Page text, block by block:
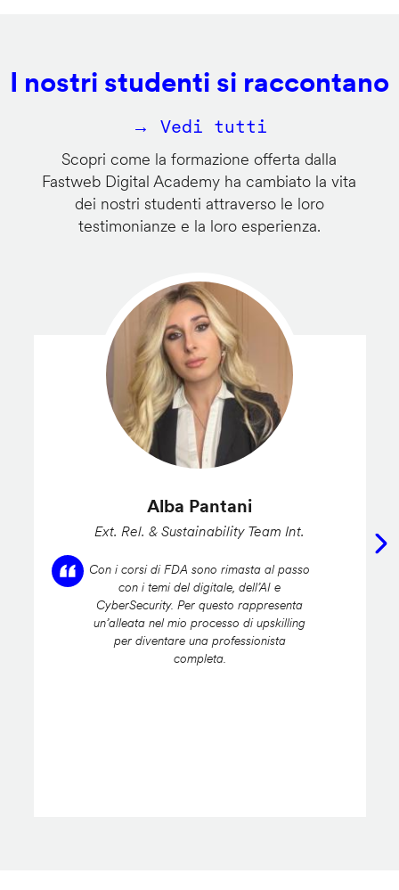
I nostri studenti si raccontano
→ Vedi tutti
Scopri come la formazione offerta dalla
Fastweb Digital Academy ha cambiato la vita
dei nostri studenti attraverso le loro
testimonianze e la loro esperienza.
Alba Pantani
Ext. Rel. & Sustainability Team Int.
Con i corsi di FDA sono rimasta al passo
con i temi del digitale, dell’AI e
CyberSecurity. Per questo rappresenta
un’alleata nel mio processo di upskilling
per diventare una professionista
completa.